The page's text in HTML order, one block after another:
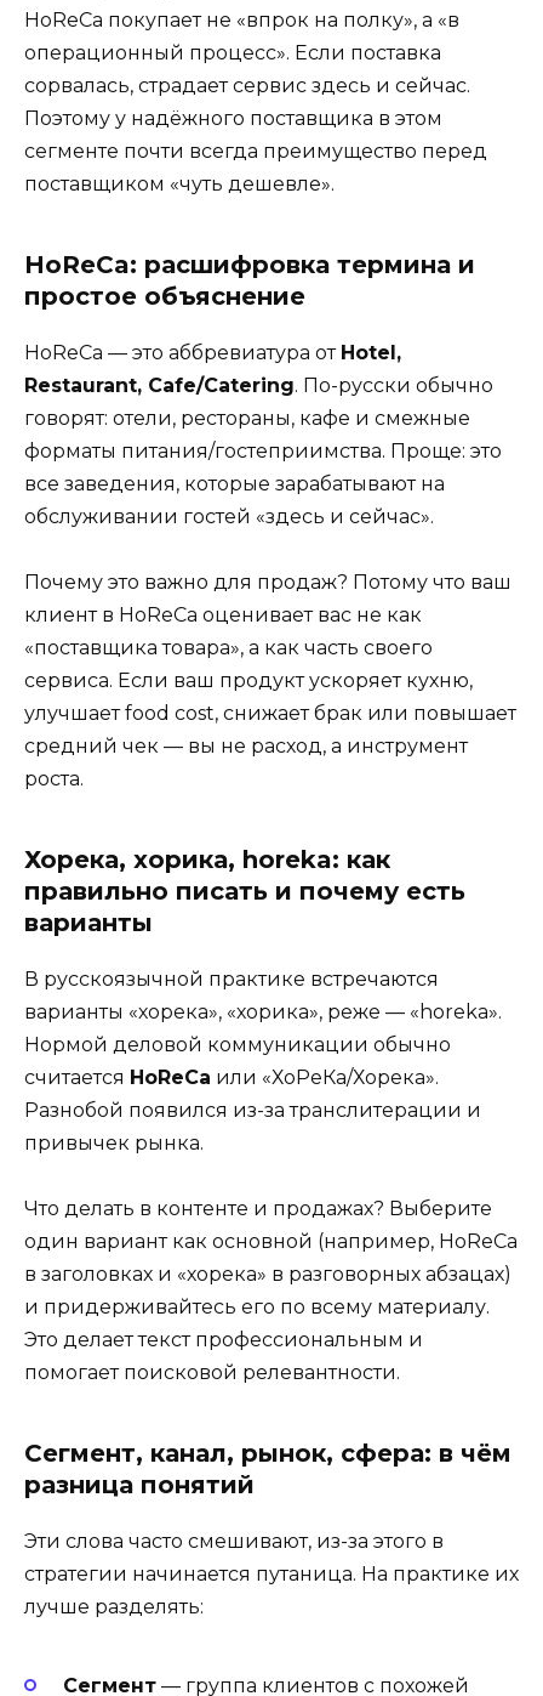
HoReCa покупает не «впрок на полку», а «в
операционный процесс». Если поставка
сорвалась, страдает сервис здесь и сейчас.
Поэтому у надёжного поставщика в этом
сегменте почти всегда преимущество перед
поставщиком «чуть дешевле».
HoReCa: расшифровка термина и
простое объяснение
HoReCa — это аббревиатура от Hotel,
Restaurant, Cafe/Catering. По-русски обычно
говорят: отели, рестораны, кафе и смежные
форматы питания/гостеприимства. Проще: это
все заведения, которые зарабатывают на
обслуживании гостей «здесь и сейчас».
Почему это важно для продаж? Потому что ваш
клиент в HoReCa оценивает вас не как
«поставщика товара», а как часть своего
сервиса. Если ваш продукт ускоряет кухню,
улучшает food cost, снижает брак или повышает
средний чек — вы не расход, а инструмент
роста.
Хорека, хорика, horeka: как
правильно писать и почему есть
варианты
В русскоязычной практике встречаются
варианты «хорека», «хорика», реже — «horeka».
Нормой деловой коммуникации обычно
считается HoReCa или «ХоРеКа/Хорека».
Разнобой появился из-за транслитерации и
привычек рынка.
Что делать в контенте и продажах? Выберите
один вариант как основной (например, HoReCa
в заголовках и «хорека» в разговорных абзацах)
и придерживайтесь его по всему материалу.
Это делает текст профессиональным и
помогает поисковой релевантности.
Сегмент, канал, рынок, сфера: в чём
разница понятий
Эти слова часто смешивают, из-за этого в
стратегии начинается путаница. На практике их
лучше разделять:
Сегмент — группа клиентов с похожей